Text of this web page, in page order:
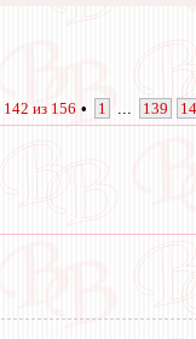
142 из 156 • 1 139